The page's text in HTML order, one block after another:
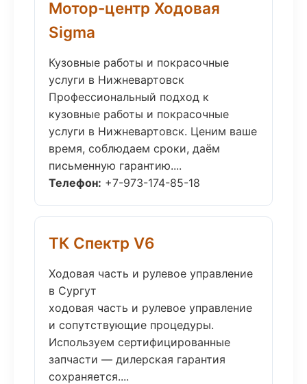
Мотор-центр Ходовая
Sigma
Кузовные работы и покрасочные
услуги в Нижневартовск
Профессиональный подход к
кузовные работы и покрасочные
услуги в Нижневартовск. Ценим ваше
время, соблюдаем сроки, даём
письменную гарантию....
Телефон: +7-973-174-85-18
ТК Спектр V6
Ходовая часть и рулевое управление
в Сургут
ходовая часть и рулевое управление
и сопутствующие процедуры.
Используем сертифицированные
запчасти — дилерская гарантия
сохраняется....